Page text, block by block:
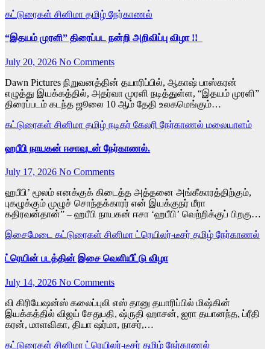
கட்டுரைகள் சினிமா தமிழ் நேர்காணல்
“இதயம் முரளி” திரைப்பட நன்றி அறிவிப்பு விழா !!
July 20, 2026 No Comments
Dawn Pictures நிறுவனத்தின் தயாரிப்பில், ஆகாஷ் பாஸ்கரன்
எழுத்து இயக்கத்தில், அதர்வா முரளி நடித்துள்ள, “இதயம் முரளி”
திரைப்படம் கடந்த ஜூலை 10 ஆம் தேதி உலகமெங்கும்…
கட்டுரைகள் சினிமா தமிழ் நடிகர் கேலரி நேர்காணல் மலையாளம்
ஹபீபி நாயகன் ஈசாவுடன் நேர்காணல்.
July 17, 2026 No Comments
ஹபீபி’ மூலம் எனக்குக் கிடைத்த அத்தனை அங்கீகாரத்திற்கும்,
புகழுக்கும் முழுச் சொந்தக்காரர் என் இயக்குநர் மீரா
கதிரவன்தான்” – ஹபீபி நாயகன் ஈசா ‘ஹபீபி’ வெற்றிக்குப் பிறகு…
இசைமேடை கட்டுரைகள் சினிமா ட்ரெயிலர்-டீசர் தமிழ் நேர்காணல்
ட்ரெயின் படத்தின் இசை வெளியீட்டு விழா
July 14, 2026 No Comments
வி கிரியேஷன்ஸ் கலைப்புலி எஸ் தானு தயாரிப்பில் மிஷ்கின்
இயக்கத்தில் விஜய் சேதுபதி, ஷ்ருதி ஹாசன், ஐரா தயானந்த, ப்ரீதி
கரன், மாளவிகா, தியா ஷர்மா, நாசர்,…
கட்டுரைகள் சினிமா ட்ரெயிலர்-டீசர் தமிழ் நேர்காணல்